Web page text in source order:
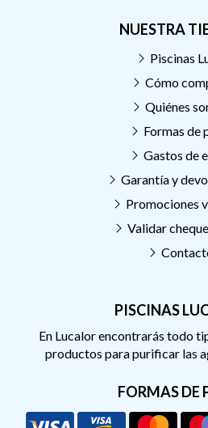
PISCINAS
En Lucalor encontrarás todo
productos para purificar las
FORMAS DE
NUESTRA
Piscinas
Cómo
Quiénes
Formas de
Gastos de
Garantía y
Promociones
Validar